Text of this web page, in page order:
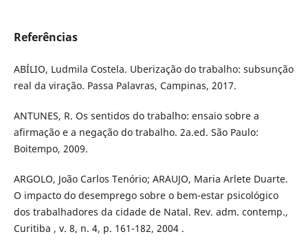
Referências
ABÍLIO, Ludmila Costela. Uberização do trabalho: subsunção
real da viração. Passa Palavras, Campinas, 2017.
ANTUNES, R. Os sentidos do trabalho: ensaio sobre a
afirmação e a negação do trabalho. 2a.ed. São Paulo:
Boitempo, 2009.
ARGOLO, João Carlos Tenório; ARAUJO, Maria Arlete Duarte.
O impacto do desemprego sobre o bem-estar psicológico
dos trabalhadores da cidade de Natal. Rev. adm. contemp.,
Curitiba , v. 8, n. 4, p. 161-182, 2004 .